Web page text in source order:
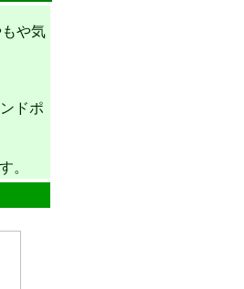
や気
ドポ
。